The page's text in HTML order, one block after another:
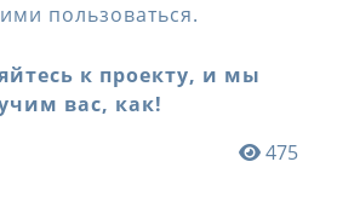
пользоваться.
к проекту, и мы
вас, как!
475